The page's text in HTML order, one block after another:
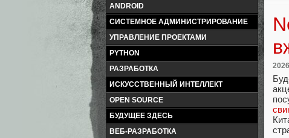
ANDROID
СИСТЕМНОЕ АДМИНИСТРИРОВАНИЕ
УПРАВЛЕНИЕ ПРОЕКТАМИ
PYTHON
РАЗРАБОТКА
ИСКУССТВЕННЫЙ ИНТЕЛЛЕКТ
OPEN SOURCE
БУДУЩЕЕ ЗДЕСЬ
ВЕБ-РАЗРАБОТКА